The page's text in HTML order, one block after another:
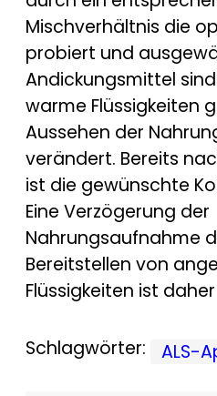
Mischverhältnis die
probiert und
Andickungsmittel
warme Flüssigkeiten
Aussehen der
verändert. Bereits
ist die gewünschte
Eine Verzögerung der
Nahrungsaufnahme
Bereitstellen von
Flüssigkeiten ist
Schlagwörter: ALS-